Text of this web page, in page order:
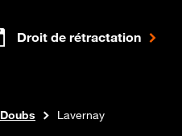
Droit de rétractation
Doubs Lavernay